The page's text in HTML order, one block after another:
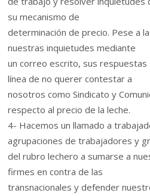
su mecanismo de
determinación de precio. Pese a
nuestras inquietudes mediante
un correo escrito, sus respuestas
línea de no querer contestar a
nosotros como Sindicato y
respecto al precio de la leche.
4- Hacemos un llamado a
agrupaciones de trabajadores y
del rubro lechero a sumarse a
firmes en contra de las
transnacionales y defender